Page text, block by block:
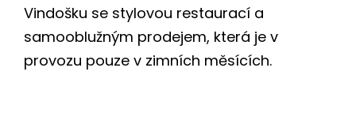
Vindošku se stylovou restaurací a
samooblužným prodejem, která je v
provozu pouze v zimních měsících.